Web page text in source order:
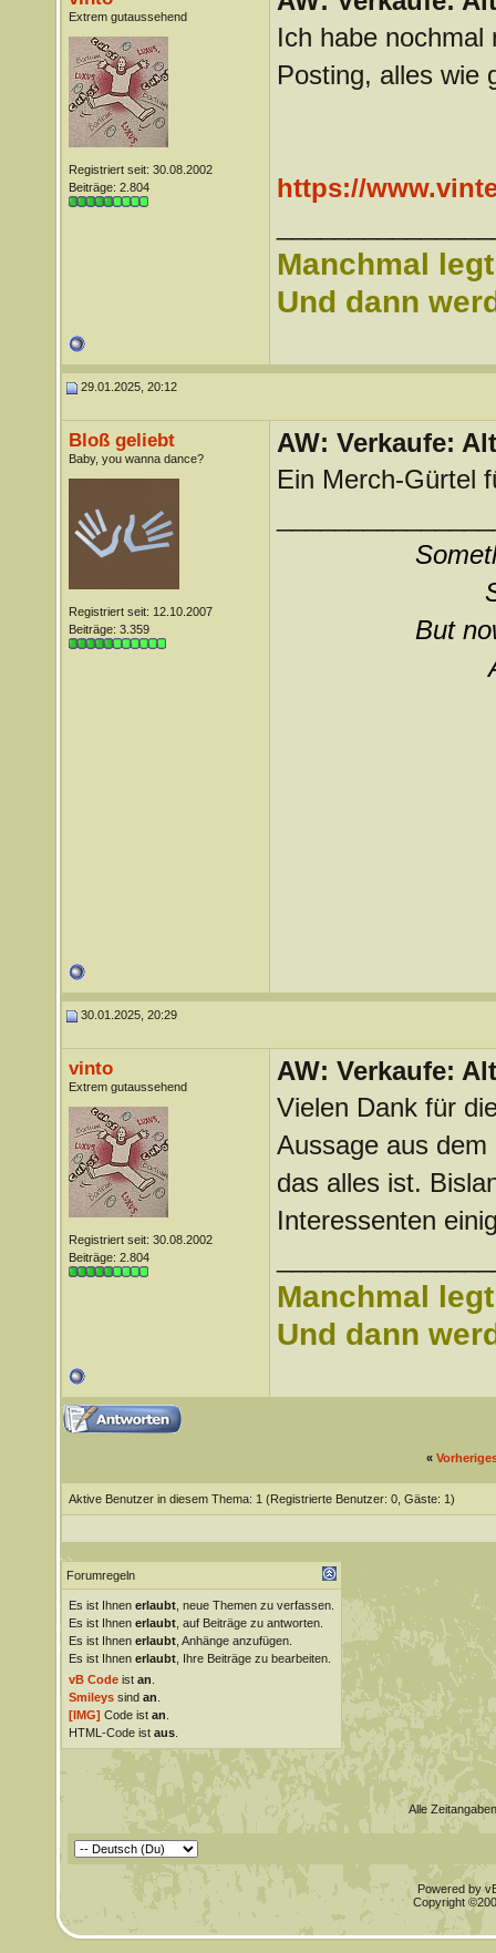
Extrem gutaussehend
Registriert seit: 30.08.2002
Beiträge: 2.804
Ich habe nochmal
Posting, alles wie
https://
Manchmal
Und dann
29.01.2025, 20:12
Bloß geliebt
Baby, you wanna dance?
Registriert seit: 12.10.2007
Beiträge: 3.359
AW: Verkaufe:
Ein Merch-Gürtel
But
30.01.2025, 20:29
vinto
Extrem gutaussehend
Registriert seit: 30.08.2002
Beiträge: 2.804
AW: Verkaufe:
Vielen Dank für
Aussage aus
das alles ist.
Interessenten
Manchmal
Und dann
«
Aktive Benutzer in diesem Thema: 1 (Registrierte Benutzer: 0, Gäste: 1)
Forumregeln
Es ist Ihnen erlaubt, neue Themen zu verfassen.
Es ist Ihnen erlaubt, auf Beiträge zu antworten.
Es ist Ihnen erlaubt, Anhänge anzufügen.
Es ist Ihnen erlaubt, Ihre Beiträge zu bearbeiten.
vB Codeist an
Smileyssind an
[IMG] Code ist an
HTML-Code ist aus.
Alle
Powered by
Copyright